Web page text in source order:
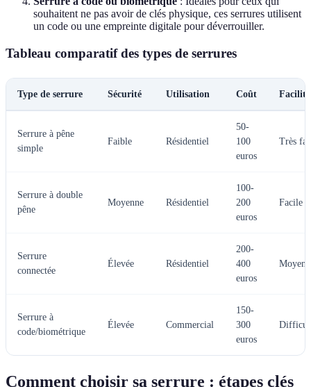
souhaitent ne pas avoir de clés physique, ces serrures utilisent
un code ou une empreinte digitale pour déverrouiller.
Tableau comparatif des types de serrures
Type de serrure Sécurité Utilisation Coût
Serrure à pêne
simple
Faible Résidentiel
50-
100
euros
Très
Serrure à double
pêne
Moyenne Résidentiel
100-
200
euros
Facile
Serrure
connectée
Élevée Résidentiel
200-
400
euros
Serrure à
code/biométrique
Élevée Commercial
150-
300
euros
Comment choisir sa serrure : étapes clés